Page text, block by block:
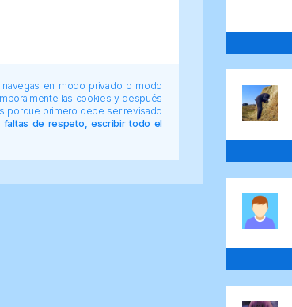
navegas en modo privado o modo
las cookies y después
porque primero debe ser revisado
faltas de respeto, escribir todo el